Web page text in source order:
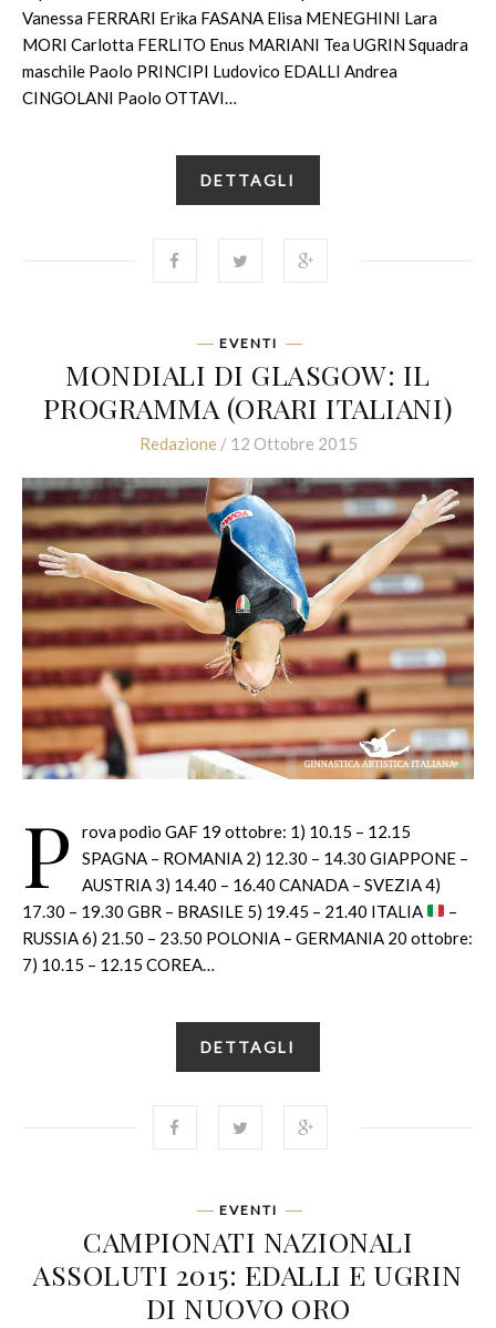
Vanessa FERRARI Erika FASANA Elisa MENEGHINI Lara
MORI Carlotta FERLITO Enus MARIANI Tea UGRIN Squadra
maschile Paolo PRINCIPI Ludovico EDALLI Andrea
CINGOLANI Paolo OTTAVI…
DETTAGLI
EVENTI
MONDIALI DI GLASGOW: IL
PROGRAMMA (ORARI ITALIANI)
Redazione/ 12 Ottobre 2015
P
rova podio GAF 19 ottobre: 1) 10.15 – 12.15
SPAGNA – ROMANIA 2) 12.30 – 14.30 GIAPPONE –
AUSTRIA 3) 14.40 – 16.40 CANADA – SVEZIA 4)
17.30 – 19.30 GBR – BRASILE 5) 19.45 – 21.40 ITALIA
–
RUSSIA 6) 21.50 – 23.50 POLONIA – GERMANIA 20 ottobre:
7) 10.15 – 12.15 COREA…
DETTAGLI
EVENTI
CAMPIONATI NAZIONALI
ASSOLUTI 2015: EDALLI E UGRIN
DI NUOVO ORO